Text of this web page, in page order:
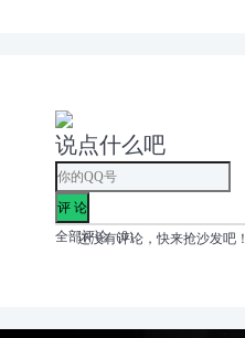
说点什么吧
全部评论（0）
还没有评论，快来抢沙发吧！